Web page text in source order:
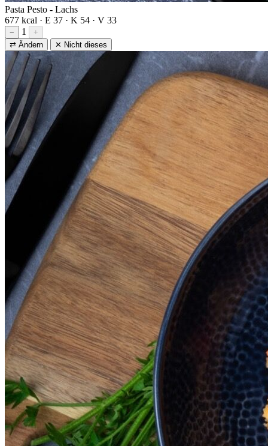
Pasta Pesto - Lachs
677 kcal · E 37 · K 54 · V 33
− 1
+
⇄ Ändern
✕ Nicht dieses